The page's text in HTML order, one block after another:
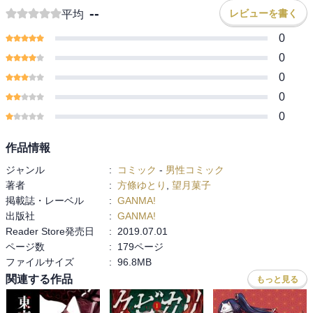
平均 -- レビューを書く
0
0
0
0
0
作品情報
ジャンル : コミック - 男性コミック
著者
: 方條ゆとり
望月菓子
掲載誌・レーベル
: GANMA!
出版社
: GANMA!
Reader Store発売日
:
2019.07.01
ページ数
:
179ページ
ファイルサイズ
: 96.8MB
関連する作品 もっと見る